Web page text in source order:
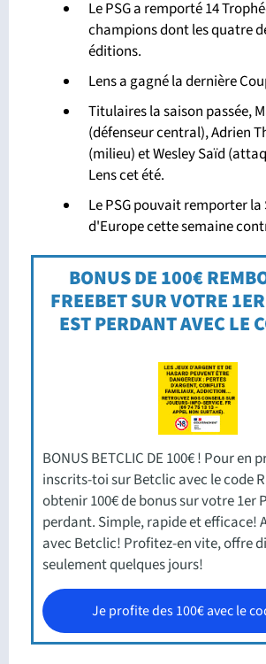
Le PSG a remporté 14
champions dont les quatre
éditions.
Lens a gagné la dernière
Titulaires la saison passée,
(défenseur central), Adrien
(milieu) et Wesley Saïd
Lens cet été.
Le PSG pouvait remporter
d'Europe cette semaine
BONUS DE 100€
FREEBET SUR VOTRE
EST PERDANT AVEC LE
BONUS BETCLIC DE 100€ ! Pour en
inscrits-toi sur Betclic avec le code
obtenir 100€ de bonus sur votre 1er
perdant. Simple, rapide et efficace!
avec Betclic! Profitez-en vite, offre
seulement quelques jours!
Je profite des 100€ avec le